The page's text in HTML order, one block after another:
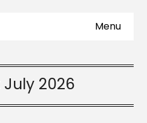
Menu
July 2026